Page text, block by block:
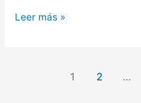
Leer más »
1 2 …